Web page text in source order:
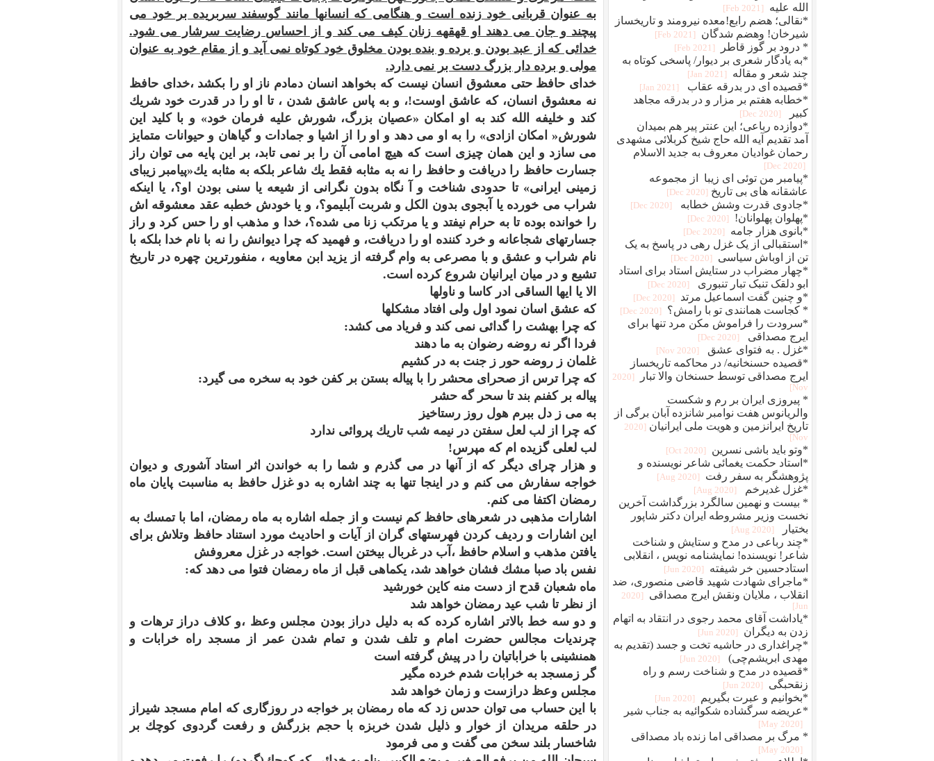
به عنوان قربانى خود زنده است و هنگامى كه انسانها مانند گوسفند سربريده بر خود مى
پيچند و جان مى دهند او قهقهه زنان كيف مى كند و از احساس رضايت سرشار مى شود.
خدائى كه از عبد بودن و برده و بنده بودن مخلوق خود كوتاه نمى آيد و از مقام خود به عنوان
مولى و برده دار بزرگ دست بر نمى دارد.
خداى حافظ حتى معشوق انسان نيست كه بخواهد انسان دمادم ناز او را بكشد ،خداى حافظ
نه معشوق انسان، كه عاشق اوست!، و به پاس عاشق شدن ، تا او را در قدرت خود شريك
كند و خليفه الله كند به او امكان «عصيان بزرگ، شورش عليه فرمان خود» و با كليد اين
شورش« امكان ازادى» را به او مى دهد و او را از اشيا و جمادات و گياهان و حيوانات متمايز
مى سازد و اين همان چيزى است كه هيچ امامى آن را بر نمى تابد، بر اين پايه مى توان راز
جسارت حافظ را دريافت و حافظ را نه به مثابه فقط يك شاعر بلكه به مثابه يك«پيامبر زيباى
زمينى ايرانى» تا حدودى شناخت و آ نگاه بدون نگرانى از شيعه يا سنى بودن او؟، يا اينكه
شراب مى خورده يا آبجوى بدون الكل و شربت آبليمو؟، و يا خودش خطبه عقد معشوقه اش
را خوانده بوده تا به حرام نيفتد و يا مرتكب زنا مى شده؟، خدا و مذهب او را حس كرد و راز
جسارتهاى شجاعانه و خرد كننده او را دريافت، و فهميد كه چرا ديوانش را نه با نام خدا بلكه با
نام شراب و عشق و با مصرعى به وام گرفته از يزيد ابن معاويه ، منفورترين چهره در تاريخ
تشيع و در ميان ايرانيان شروع كرده است.
الا يا ايها الساقى ادر كاسا و ناولها
كه عشق اسان نمود اول ولى افتاد مشكلها
كه چرا بهشت را گدائى نمى كند و فرياد مى كشد:
فردا اگر نه روضه رضوان به ما دهند
غلمان ز روضه حور ز جنت به در كشيم
كه چرا ترس از صحراى محشر را با پياله بستن بر كفن خود به سخره مى گيرد:
پياله بر كفنم بند تا سحر گه حشر
به مى ز دل ببرم هول روز رستاخيز
كه چرا از لب لعل سفتن در نيمه شب تاريك پروائى ندارد
لب لعلى گزيده ام كه مپرس!
و هزار چراى ديگر كه از آنها در مى گذرم و شما را به خواندن اثر استاد آشورى و ديوان
خواجه سفارش مى كنم و در اينجا تنها به چند اشاره به دو غزل حافظ به مناسبت پايان ماه
رمضان اكتفا مى كنم.
اشارات مذهبى در شعرهاى حافظ كم نيست و از جمله اشاره به ماه رمضان، اما با تمسك به
اين اشارات و رديف كردن فهرستهاى گران از آيات و احاديث مورد استناد حافظ وتلاش براى
يافتن مذهب و اسلام حافظ ،آب در غربال بيختن است. خواجه در غزل معروفش
نفس باد صبا مشك فشان خواهد شد، يكماهى قبل از ماه رمضان فتوا مى دهد كه:
ماه شعبان قدح از دست منه كاين خورشيد
از نظر تا شب عيد رمضان خواهد شد
و دو سه خط بالاتر اشاره كرده كه به دليل دراز بودن مجلس وعظ ،و كلاف دراز ترهات و
چرنديات مجالس حضرت امام و تلف شدن و تمام شدن عمر از مسجد راه خرابات و
همنشينى با خراباتيان را در پيش گرفته است
گر زمسجد به خرابات شدم خرده مگير
مجلس وعظ درازست و زمان خواهد شد
با اين حساب مى توان حدس زد كه ماه رمضان بر خواجه در روزگارى كه امام مسجد شيراز
در حلقه مريدان از خوار و ذليل شدن خربزه با حجم بزرگش و رفعت گردوى كوچك بر
شاخسار بلند سخن مى گفت و مى فرمود
الله علیه
[2021 Feb]
*نقالی؛ هضم رابع!معده نیرومند و تاریخساز
شیرخان! وهضم شدگان
[2021 Feb]
* درود بر گوز قاطر [2021 Feb]
*به یادگار شعری بر دیوار/ پاسخی کوتاه به
چند شعر و مقاله
[2021 Jan]
*قصیده ای در بدرقه عقاب [2021 Jan]
*خطابه هفتم بر مزار و در بدرقه مجاهد
کبیر
[2020 Dec]
*دوازده رباعی؛ این عنتر پیر هم بمیدان
آمد تقدیم آیه الله حاج شیخ کربلائی مشهدی
رحمان غوادیان معروف به جدید الاسلام
[2020 Dec]
*پیامبر من توئی ای زیبا از مجموعه
عاشقانه های بی تاریخ [2020 Dec]
*جادوی قدرت وشش خطابه [2020 Dec]
*پهلوان پهلوانان! [2020 Dec]
*بانوی هزار جامه [2020 Dec]
*استقبالی از یک غزل رهی در پاسخ به یک
تن از اوباش سیاسی
[2020 Dec]
*چهار مضراب در ستایش استاد برای استاد
ابو دلقک تنبک تبار تنبوری
[2020 Dec]
*و چنین گفت اسماعیل مرتد [2020 Dec]
* کجاست همانندی تو با رامش؟ [2020 Dec]
*سرودت را فراموش مکن مرد تنها برای
ایرج مصداقی
[2020 Dec]
*غزل . به فتوای عشق [2020 Nov]
*قصیده حسنخانیه/ در محاکمه تاریخساز
ایرج مصداقی توسط حسنخان والا تبار
[2020
Nov]
* پیروزی ایران بر رم و شکست
والریانوس هفت نوامبر شانزده آبان برگی از
تاریخ ایرانزمین و هویت ملی ایرانیان
[2020
Nov]
*وتو باید باشی نسرین [2020 Oct]
*استاد حکمت یغمائی شاعر نویسنده و
پژوهشگر به سفر رفت
[2020 Aug]
*غزل غدیرخم [2020 Aug]
* بیست و نهمین سالگرد بزرگداشت آخرین
نخست وزیر مشروطه ایران دکتر شاپور
بختیار
[2020 Aug]
*چند رباعی در مدح و ستایش و شناخت
شاعر! نویسنده! نمایشنامه نویس ، انقلابی
استادحسین خر شیفته
[2020 Jun]
*ماجرای شهادت شهید قاضی منصوری، ضد
انقلاب ، ملایان ونقش ایرج مصداقی
[2020
Jun]
*یاداشت آقای محمد رجوی در انتقاد به اتهام
زدن به دیگران
[2020 Jun]
*چراغداری در حاشیه تخت و جسد (تقدیم به
مهدی ابریشم‌چی)
[2020 Jun]
*قصیده در مدح و شناخت رسم و راه
زنقحبگی
[2020 Jun]
*بخوانیم و عبرت بگیریم [2020 Jun]
*عریضه سرگشاده شکوائیه به جناب شیر
[2020 May]
* مرگ بر مصداقی اما زنده باد مصداقی
[2020 May]